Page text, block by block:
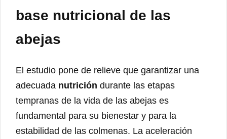
base nutricional de las
abejas
El estudio pone de relieve que garantizar una
adecuada nutrición durante las etapas
tempranas de la vida de las abejas es
fundamental para su bienestar y para la
estabilidad de las colmenas. La aceleración